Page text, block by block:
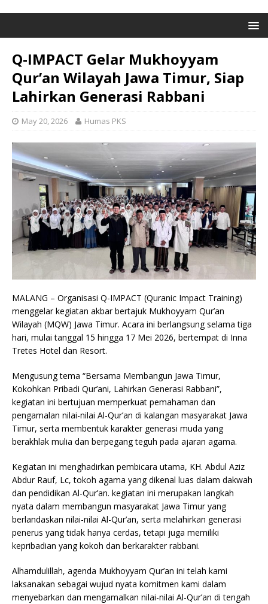
Q-IMPACT Gelar Mukhoyyam
Qur’an Wilayah Jawa Timur, Siap
Lahirkan Generasi Rabbani
May 20, 2026 Humas PKS
MALANG – Organisasi Q-IMPACT (Quranic Impact Training)
menggelar kegiatan akbar bertajuk Mukhoyyam Qur’an
Wilayah (MQW) Jawa Timur. Acara ini berlangsung selama tiga
hari, mulai tanggal 15 hingga 17 Mei 2026, bertempat di Inna
Tretes Hotel dan Resort.
Mengusung tema “Bersama Membangun Jawa Timur,
Kokohkan Pribadi Qur’ani, Lahirkan Generasi Rabbani”,
kegiatan ini bertujuan memperkuat pemahaman dan
pengamalan nilai-nilai Al-Qur’an di kalangan masyarakat Jawa
Timur, serta membentuk karakter generasi muda yang
berakhlak mulia dan berpegang teguh pada ajaran agama.
Kegiatan ini menghadirkan pembicara utama, KH. Abdul Aziz
Abdur Rauf, Lc, tokoh agama yang dikenal luas dalam dakwah
dan pendidikan Al-Qur’an. kegiatan ini merupakan langkah
nyata dalam membangun masyarakat Jawa Timur yang
berlandaskan nilai-nilai Al-Qur’an, serta melahirkan generasi
penerus yang tidak hanya cerdas, tetapi juga memiliki
kepribadian yang kokoh dan berkarakter rabbani.
Alhamdulillah, agenda Mukhoyyam Qur’an ini telah kami
laksanakan sebagai wujud nyata komitmen kami dalam
menyebarkan dan mengamalkan nilai-nilai Al-Qur’an di tengah